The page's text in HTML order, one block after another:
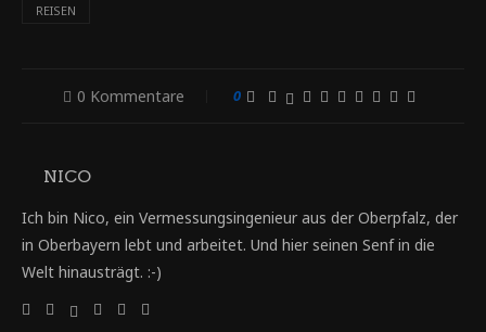
REISEN
0 Kommentare 0
NICO
Ich bin Nico, ein Vermessungsingenieur aus der Oberpfalz, der
in Oberbayern lebt und arbeitet. Und hier seinen Senf in die
Welt hinausträgt. :-)